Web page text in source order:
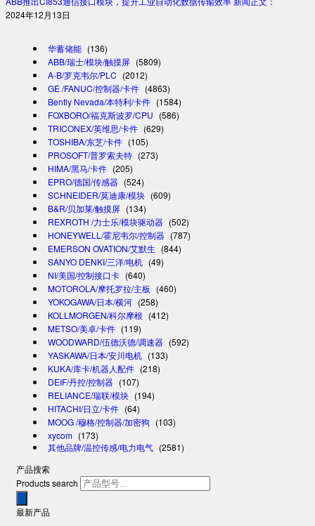
2024年12月13日
华蓄储能 (136)
ABB/瑞士/模块/触摸屏 (5809)
A-B/罗克韦尔/PLC (2012)
GE /FANUC/控制器/卡件 (4863)
Bently Nevada/本特利/卡件 (1584)
FOXBORO/福克斯波罗/CPU (586)
TRICONEX/英维思/卡件 (629)
TOSHIBA/东芝/卡件 (105)
PROSOFT/普罗索夫特 (273)
HIMA/黑马/卡件 (205)
EPRO/德国/传感器 (524)
SCHNEIDER/莫迪康/模块 (609)
B&R/贝加莱/触摸屏 (134)
REXROTH /力士乐/模块驱动器 (502)
HONEYWELL/霍尼韦尔/控制器 (787)
EMERSON OVATION/艾默生 (844)
SANYO DENKI/三洋/电机 (49)
NI/美国/控制接口卡 (640)
MOTOROLA/摩托罗拉/主板 (460)
YOKOGAWA/日本/横河 (258)
KOLLMORGEN/科尔摩根 (412)
METSO/美卓/卡件 (119)
WOODWARD/伍德沃德/调速器 (592)
YASKAWA/日本/安川电机 (133)
KUKA/库卡/机器人配件 (218)
DEIF/丹控/控制器 (107)
RELIANCE/瑞联/模块 (194)
HITACHI/日立/卡件 (64)
MOOG /穆格/控制器/加密狗 (103)
xycom (173)
其他品牌/温控传感/电力电气 (2581)
产品搜索
Products search
最新产品